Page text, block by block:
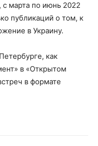
с марта по июнь 2022
публикаций о том, к
в Украину.
как
в «Открытом
в формате